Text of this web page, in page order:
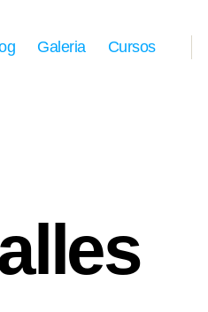
Galeria Cursos